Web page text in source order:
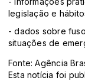
legislação e
- dados sobre
situações de
Fonte: Agência
Esta notícia foi